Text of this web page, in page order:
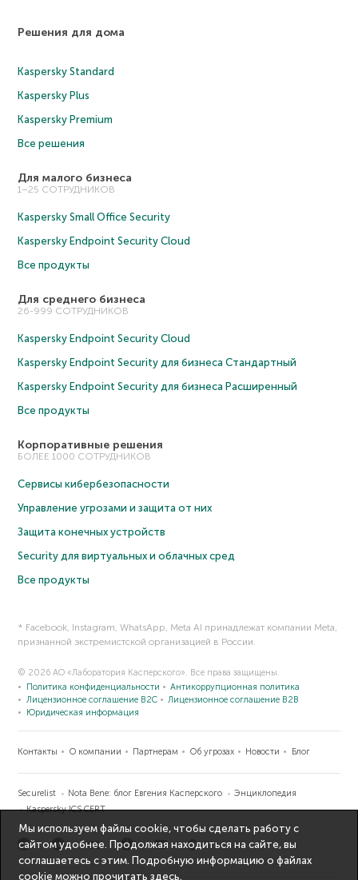
Решения для дома
Kaspersky Standard
Kaspersky Plus
Kaspersky Premium
Все решения
Для малого бизнеса
1–25 СОТРУДНИКОВ
Kaspersky Small Office Security
Kaspersky Endpoint Security Cloud
Все продукты
Для среднего бизнеса
26-999 СОТРУДНИКОВ
Kaspersky Endpoint Security Cloud
Kaspersky Endpoint Security для бизнеса Cтандартный
Kaspersky Endpoint Security для бизнеса Расширенный
Все продукты
Корпоративные решения
БОЛЕЕ 1000 СОТРУДНИКОВ
Сервисы кибербезопасности
Управление угрозами и защита от них
Защита конечных устройств
Security для виртуальных и облачных сред
Все продукты
* Facebook, Instagram, WhatsApp, Meta AI принадлежат компании Meta,
признанной экстремистской организацией в России.
© 2026 АО «Лаборатория Касперского». Все права защищены.
Политика конфиденциальности
Антикоррупционная политика
Лицензионное соглашение B2C
Лицензионное соглашение B2B
Юридическая информация
Контакты О компании Партнерам Об угрозах Новости Блог
Securelist Nota Bene: блог Евгения Касперского
Энциклопедия
Kaspersky ICS CERT
Мы используем файлы cookie, чтобы сделать работу с
сайтом удобнее. Продолжая находиться на сайте, вы
соглашаетесь с этим. Подробную информацию о файлах
cookie можно прочитатьздесь.